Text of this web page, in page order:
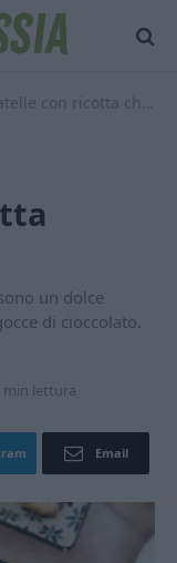
con ricotta chetogeniche
un dolce
di cioccolato.
min lettura
Email